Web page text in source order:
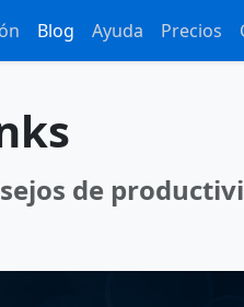
Blog Ayuda Precios
de